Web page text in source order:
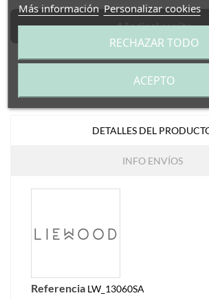
Añadir al carrito
DETALLES DEL
INFO ENVÍOS
Referencia LW_13060SA
Más información Personalizar cookies
RECHAZAR TODO
ACEPTO